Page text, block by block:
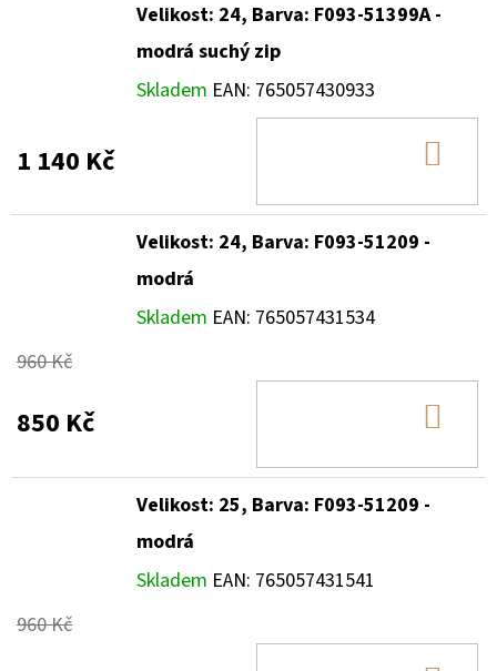
Velikost: 24, Barva: F093-51399A -
modrá suchý zip
Skladem EAN: 765057430933
1 140 Kč
Velikost: 24, Barva: F093-51209 -
modrá
Skladem EAN: 765057431534
960 Kč
850 Kč
Velikost: 25, Barva: F093-51209 -
modrá
Skladem EAN: 765057431541
960 Kč